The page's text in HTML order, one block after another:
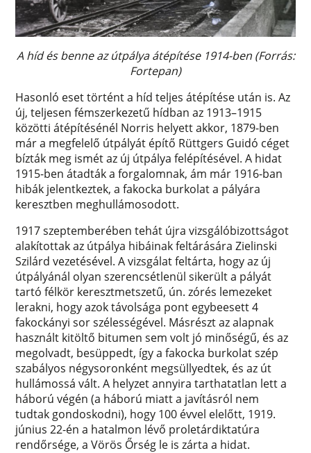
A híd és benne az útpálya átépítése 1914-ben (Forrás:
Fortepan)
Hasonló eset történt a híd teljes átépítése után is. Az
új, teljesen fémszerkezetű hídban az 1913–1915
közötti átépítésénél Norris helyett akkor, 1879-ben
már a megfelelő útpályát építő Rüttgers Guidó céget
bízták meg ismét az új útpálya felépítésével. A hidat
1915-ben átadták a forgalomnak, ám már 1916-ban
hibák jelentkeztek, a fakocka burkolat a pályára
keresztben meghullámosodott.
1917 szeptemberében tehát újra vizsgálóbizottságot
alakítottak az útpálya hibáinak feltárására Zielinski
Szilárd vezetésével. A vizsgálat feltárta, hogy az új
útpályánál olyan szerencsétlenül sikerült a pályát
tartó félkör keresztmetszetű, ún. zórés lemezeket
lerakni, hogy azok távolsága pont egybeesett 4
fakockányi sor szélességével. Másrészt az alapnak
használt kitöltő bitumen sem volt jó minőségű, és az
megolvadt, besüppedt, így a fakocka burkolat szép
szabályos négysoronként megsüllyedtek, és az út
hullámossá vált. A helyzet annyira tarthatatlan lett a
háború végén (a háború miatt a javításról nem
tudtak gondoskodni), hogy 100 évvel elelőtt, 1919.
június 22-én a hatalmon lévő proletárdiktatúra
rendőrsége, a Vörös Őrség le is zárta a hidat.